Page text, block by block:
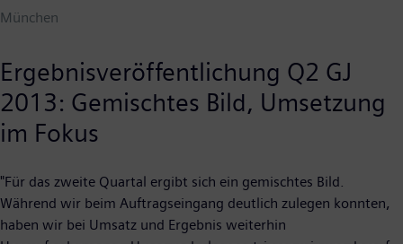
München
Ergebnisveröffentlichung Q2 GJ
2013: Gemischtes Bild, Umsetzung
im Fokus
"Für das zweite Quartal ergibt sich ein gemischtes Bild.
Während wir beim Auftragseingang deutlich zulegen konnten,
haben wir bei Umsatz und Ergebnis weiterhin